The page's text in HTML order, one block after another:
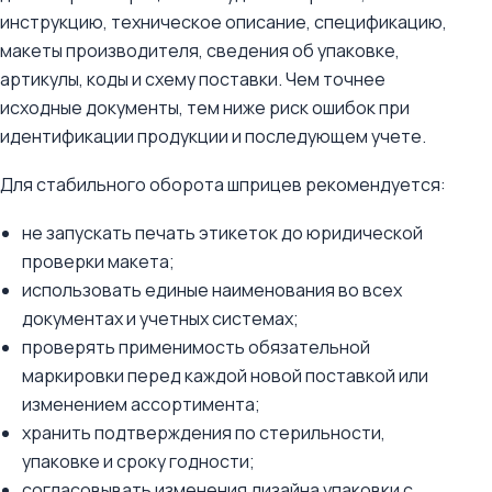
инструкцию, техническое описание, спецификацию,
макеты производителя, сведения об упаковке,
артикулы, коды и схему поставки. Чем точнее
исходные документы, тем ниже риск ошибок при
идентификации продукции и последующем учете.
Для стабильного оборота шприцев рекомендуется:
не запускать печать этикеток до юридической
проверки макета;
использовать единые наименования во всех
документах и учетных системах;
проверять применимость обязательной
маркировки перед каждой новой поставкой или
изменением ассортимента;
хранить подтверждения по стерильности,
упаковке и сроку годности;